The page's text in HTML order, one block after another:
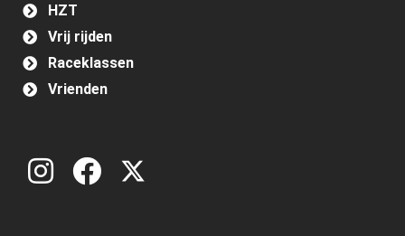
HZT
Vrij rijden
Raceklassen
Vrienden